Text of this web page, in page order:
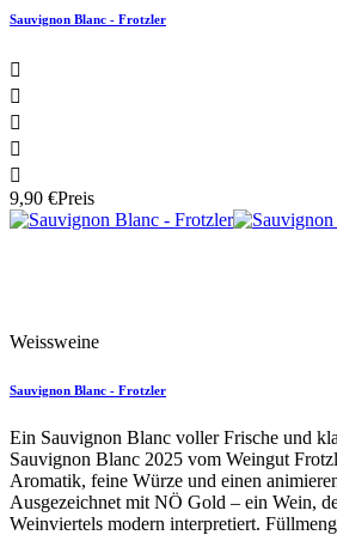
Sauvignon Blanc - Frotzler





9,90 €Preis
Weissweine
Sauvignon Blanc - Frotzler
Ein Sauvignon Blanc voller Frische und
Sauvignon Blanc 2025 vom Weingut
Aromatik, feine Würze und einen
Ausgezeichnet mit NÖ Gold – ein Wein,
Weinviertels modern interpretiert.